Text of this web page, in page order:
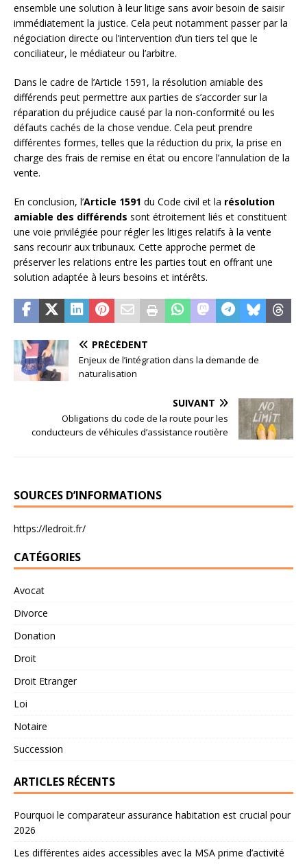
ensemble une solution à leur litige sans avoir besoin de saisir
immédiatement la justice. Cela peut notamment passer par la
négociation directe ou l’intervention d’un tiers tel que le
conciliateur, le médiateur ou l’arbitre.
Dans le cadre de l’Article 1591, la résolution amiable des
différends peut permettre aux parties de s’accorder sur la
réparation du préjudice causé par la non-conformité ou les
défauts cachés de la chose vendue. Cela peut prendre
différentes formes, telles que la réduction du prix, la prise en
charge des frais de remise en état ou encore l’annulation de la
vente.
En conclusion, l’Article 1591 du Code civil et la résolution
amiable des différends sont étroitement liés et constituent
une voie privilégiée pour régler les litiges relatifs à la vente
sans recourir aux tribunaux. Cette approche permet de
préserver les relations entre les parties tout en offrant une
solution adaptée à leurs besoins et intérêts.
PRÉCÉDENT
Enjeux de l’intégration dans la demande de
naturalisation
SUIVANT
Obligations du code de la route pour les
conducteurs de véhicules d’assistance routière
SOURCES D’INFORMATIONS
https://ledroit.fr/
CATÉGORIES
Avocat
Divorce
Donation
Droit
Droit Etranger
Loi
Notaire
Succession
ARTICLES RÉCENTS
Pourquoi le comparateur assurance habitation est crucial pour
2026
Les différentes aides accessibles avec la MSA prime d’activité